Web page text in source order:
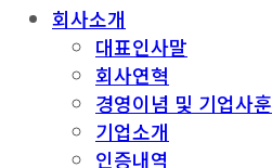
회사소개
대표인사말
회사연혁
경영이념 및 기업사훈
기업소개
인증내역